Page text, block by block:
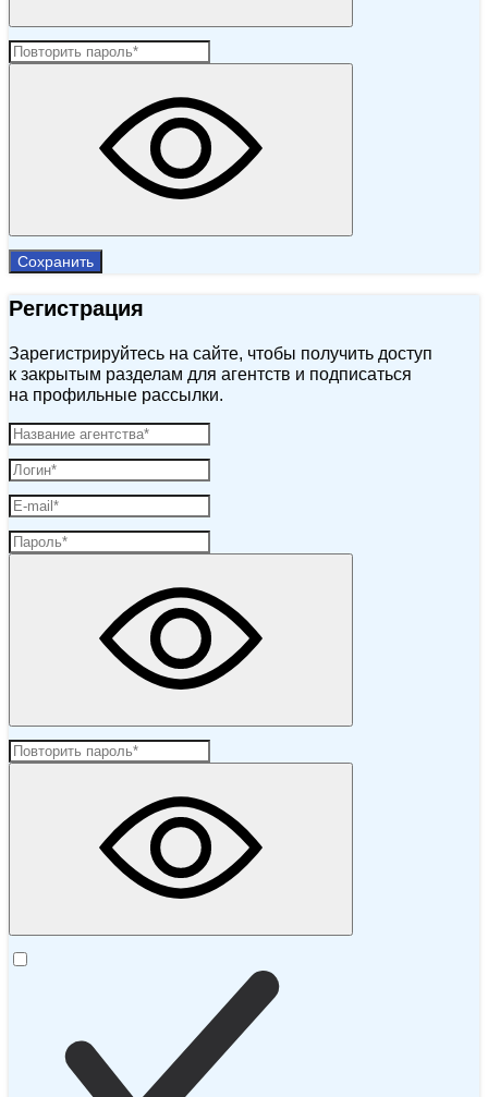
Сохранить
Регистрация
Зарегистрируйтесь на сайте, чтобы получить доступ
к закрытым разделам для агентств и подписаться
на профильные рассылки.